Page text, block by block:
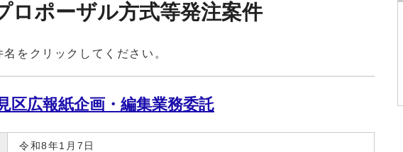
ポーザル方式等発注案件
をクリックしてください。
区広報紙企画・編集業務委託
令和8年1月7日